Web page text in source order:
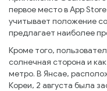
первое место в App
учитывает положение
предлагает наиболее
Кроме того,
солнечная сторона и
метро. В Янсае,
Кореи, 2 августа была